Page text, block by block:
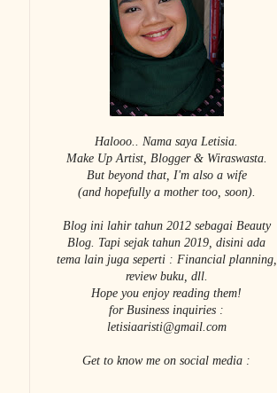
Halooo.. Nama saya Letisia.
Make Up Artist, Blogger & Wiraswasta.
But beyond that, I'm also a wife
(and hopefully a mother too, soon).
Blog ini lahir tahun 2012 sebagai Beauty
Blog. Tapi sejak tahun 2019, disini ada
tema lain juga seperti : Financial planning,
review buku, dll.
Hope you enjoy reading them!
for Business inquiries :
letisiaaristi@gmail.com
Get to know me on social media :